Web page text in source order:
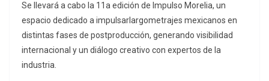
Se llevará a cabo la 11a edición de Impulso Morelia, un
espacio dedicado a impulsarlargometrajes mexicanos en
distintas fases de postproducción, generando visibilidad
internacional y un diálogo creativo con expertos de la
industria.